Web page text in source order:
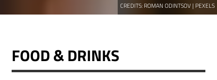
CREDITS: ROMAN ODINTSOV | PEXELS
FOOD & DRINKS